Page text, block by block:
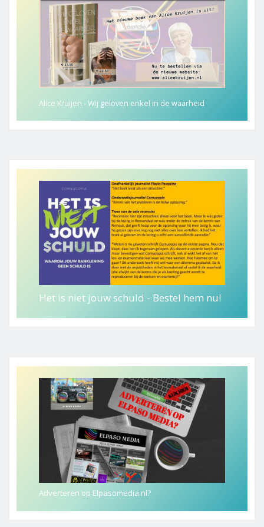
Alice Kruijen - Wij geloven enkel in de waarheid
Het is niet jouw schuld - Bestel hem nu!
Adverteren op Elpasomedia.nl?